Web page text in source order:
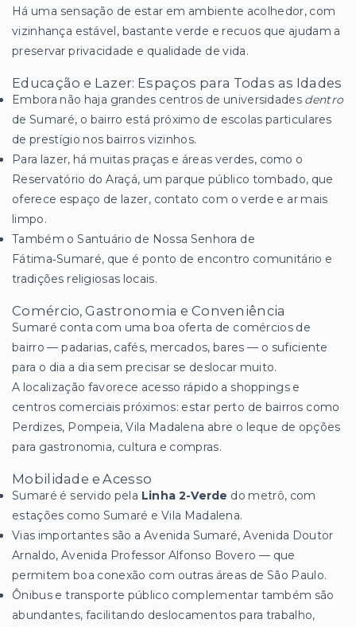
Há uma sensação de estar em ambiente acolhedor, com
vizinhança estável, bastante verde e recuos que ajudam a
preservar privacidade e qualidade de vida.
Educação e Lazer: Espaços para Todas as Idades
Embora não haja grandes centros de universidades dentro
de Sumaré, o bairro está próximo de escolas particulares
de prestígio nos bairros vizinhos.
Para lazer, há muitas praças e áreas verdes, como o
Reservatório do Araçá, um parque público tombado, que
oferece espaço de lazer, contato com o verde e ar mais
limpo.
Também o Santuário de Nossa Senhora de
Fátima‑Sumaré, que é ponto de encontro comunitário e
tradições religiosas locais.
Comércio, Gastronomia e Conveniência
Sumaré conta com uma boa oferta de comércios de
bairro — padarias, cafés, mercados, bares — o suficiente
para o dia a dia sem precisar se deslocar muito.
A localização favorece acesso rápido a shoppings e
centros comerciais próximos: estar perto de bairros como
Perdizes, Pompeia, Vila Madalena abre o leque de opções
para gastronomia, cultura e compras.
Mobilidade e Acesso
Sumaré é servido pela Linha 2-Verde do metrô, com
estações como Sumaré e Vila Madalena.
Vias importantes são a Avenida Sumaré, Avenida Doutor
Arnaldo, Avenida Professor Alfonso Bovero — que
permitem boa conexão com outras áreas de São Paulo.
Ônibus e transporte público complementar também são
abundantes, facilitando deslocamentos para trabalho,